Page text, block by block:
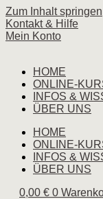
Zum Inhalt springen
Kontakt & Hilfe
Mein Konto
HOME
ONLINE-
INFOS &
ÜBER UNS
HOME
ONLINE-
INFOS &
ÜBER UNS
0,00 € 0